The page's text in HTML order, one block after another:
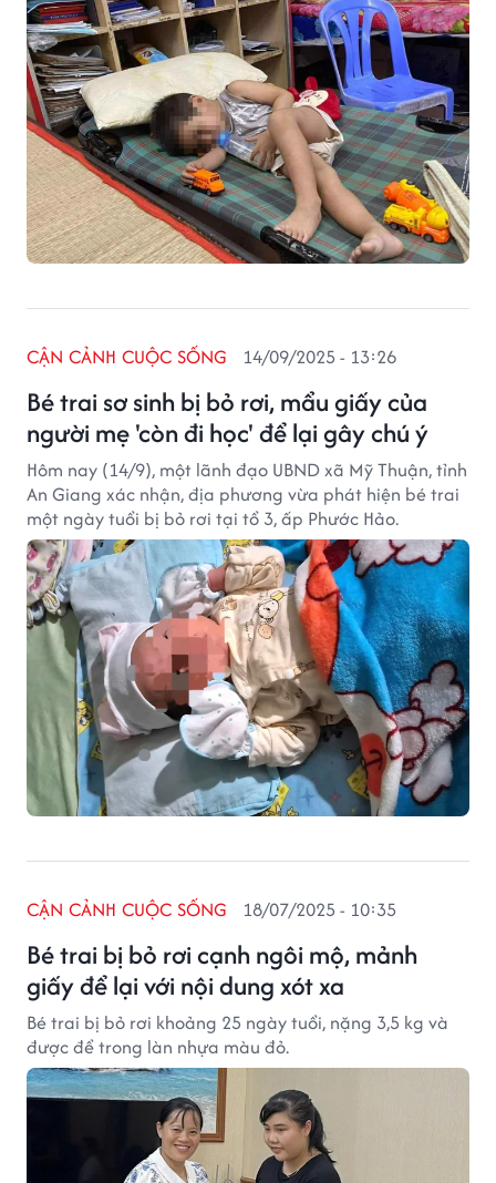
Bé trai sơ sinh bị bỏ rơi, mẩu giấy của
người mẹ 'còn đi học' để lại gây chú ý
CẬN CẢNH CUỘC SỐNG 14/09/2025 - 13:26
Hôm nay (14/9), một lãnh đạo UBND xã Mỹ Thuận, tỉnh
An Giang xác nhận, địa phương vừa phát hiện bé trai
một ngày tuổi bị bỏ rơi tại tổ 3, ấp Phước Hảo.
Bé trai bị bỏ rơi cạnh ngôi mộ, mảnh
giấy để lại với nội dung xót xa
CẬN CẢNH CUỘC SỐNG 18/07/2025 - 10:35
Bé trai bị bỏ rơi khoảng 25 ngày tuổi, nặng 3,5 kg và
được để trong làn nhựa màu đỏ.